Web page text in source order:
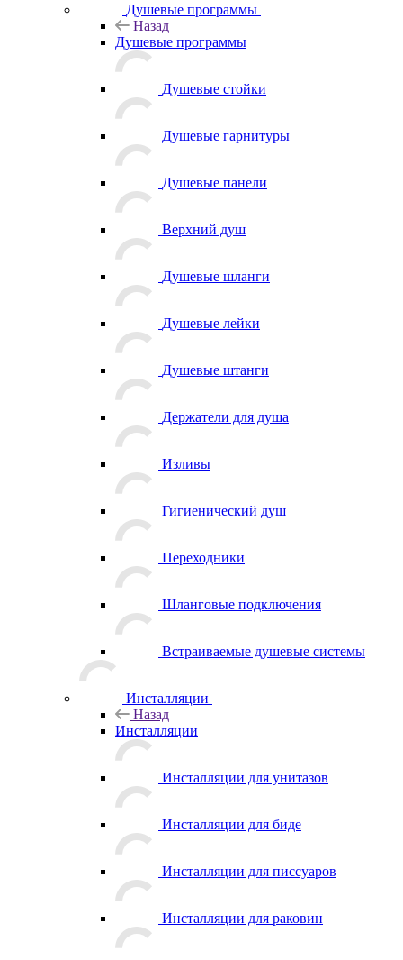
Душевые программы
Назад
Душевые программы
Душевые стойки
Душевые гарнитуры
Душевые панели
Верхний душ
Душевые шланги
Душевые лейки
Душевые штанги
Держатели для душа
Изливы
Гигиенический душ
Переходники
Шланговые подключения
Встраиваемые душевые системы
Инсталляции
Назад
Инсталляции
Инсталляции для унитазов
Инсталляции для биде
Инсталляции для писсуаров
Инсталляции для раковин